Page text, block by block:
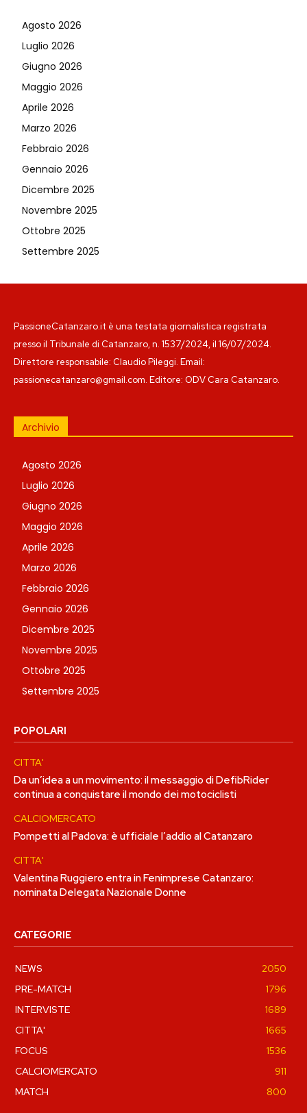
Agosto 2026
Luglio 2026
Giugno 2026
Maggio 2026
Aprile 2026
Marzo 2026
Febbraio 2026
Gennaio 2026
Dicembre 2025
Novembre 2025
Ottobre 2025
Settembre 2025
PassioneCatanzaro.it è una testata giornalistica registrata
presso il Tribunale di Catanzaro, n. 1537/2024, il 16/07/2024.
Direttore responsabile: Claudio Pileggi. Email:
passionecatanzaro@gmail.com. Editore: ODV Cara Catanzaro.
Archivio
Agosto 2026
Luglio 2026
Giugno 2026
Maggio 2026
Aprile 2026
Marzo 2026
Febbraio 2026
Gennaio 2026
Dicembre 2025
Novembre 2025
Ottobre 2025
Settembre 2025
POPOLARI
CITTA'
Da un’idea a un movimento: il messaggio di DefibRider
continua a conquistare il mondo dei motociclisti
CALCIOMERCATO
Pompetti al Padova: è ufficiale l’addio al Catanzaro
CITTA'
Valentina Ruggiero entra in Fenimprese Catanzaro:
nominata Delegata Nazionale Donne
CATEGORIE
NEWS
2050
PRE-MATCH
1796
INTERVISTE
1689
CITTA'
1665
FOCUS
1536
CALCIOMERCATO
911
MATCH
800